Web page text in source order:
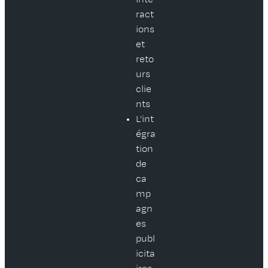
ract
ions
et
reto
urs
clie
nts
L’int
égra
tion
de
ca
mp
agn
es
publ
icita